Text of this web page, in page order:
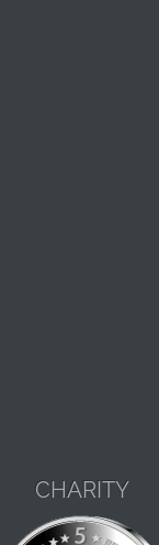
CHARITY